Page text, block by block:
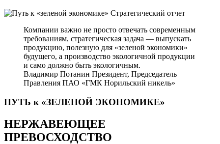
Стратегический отчет
Компании важно не просто отвечать современным
требованиям, стратегическая задача — выпускать
продукцию, полезную для «зеленой экономики»
будущего, а производство экологичной продукции
и само должно быть экологичным.
Владимир Потанин Президент, Председатель
Правления ПАО «ГМК Норильский никель»
ПУТЬ к «ЗЕЛЕНОЙ ЭКОНОМИКЕ»
НЕРЖАВЕЮЩЕЕ
ПРЕВОСХОДСТВО